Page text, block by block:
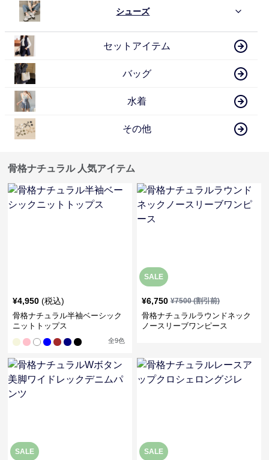
シューズ
セットアイテム
バッグ
水着
その他
骨格ナチュラル 人気アイテム
¥4,950 (税込)
骨格ナチュラル半袖ベーシック
ニットトップス
全9色
SALE
¥6,750 ¥7500(割引前)
骨格ナチュラルラウンドネック
ノースリーブワンピース
SALE SALE